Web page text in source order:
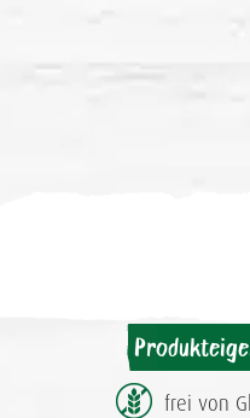
frei von